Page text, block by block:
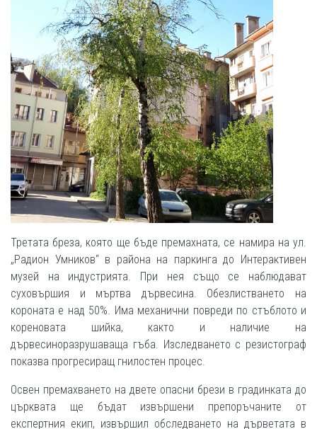
Третата бреза, която ще бъде премахната, се намира на ул.
„Радион Умников“ в района на паркинга до Интерактивен
музей на индустрията. При нея също се наблюдават
суховършия и мъртва дървесина. Обезлистването на
короната е над 50%. Има механични повреди по стъблото и
кореновата шийка, както и наличие на
дървесиноразрушаваща гъба. Изследването с резистограф
показва прогресиращ гнилостен процес.
Освен премахването на двете опасни брези в градинката до
църквата ще бъдат извършени препоръчаните от
експертния екип, извършил обследването на дърветата в